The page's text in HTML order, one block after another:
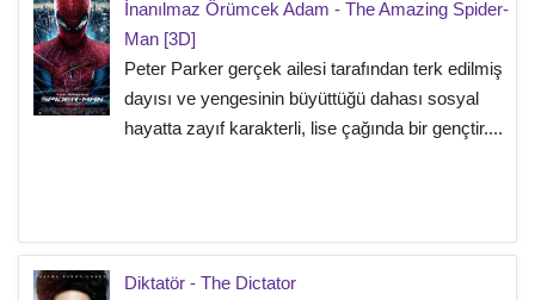
İnanılmaz Örümcek Adam - The Amazing Spider-
Man [3D]
Peter Parker gerçek ailesi tarafından terk edilmiş
dayısı ve yengesinin büyüttüğü dahası sosyal
hayatta zayıf karakterli, lise çağında bir gençtir....
Diktatör - The Dictator